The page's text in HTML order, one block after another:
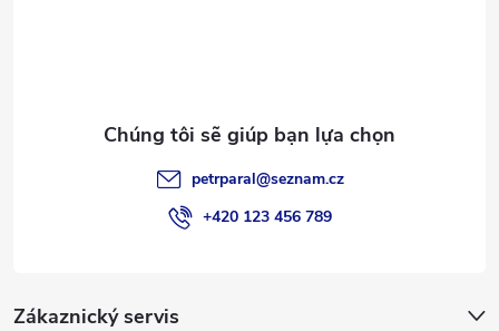
Zákaznický servis
petrparal@seznam.cz
+420 123 456 789